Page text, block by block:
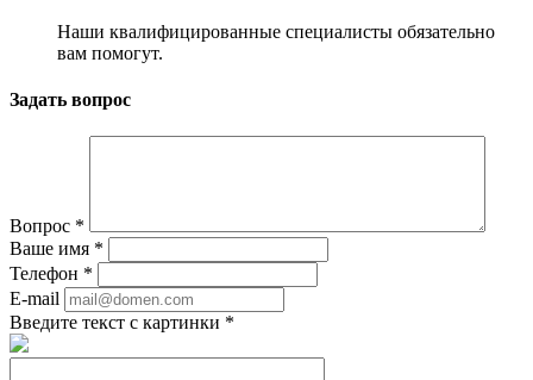
Наши квалифицированные специалисты обязательно
вам помогут.
Задать вопрос
Вопрос *
Ваше имя *
Телефон *
E-mail
Введите текст с картинки *